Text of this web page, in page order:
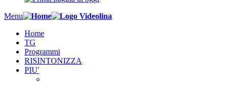
Menu
Home
TG
Programmi
RISINTONIZZA
PIU'